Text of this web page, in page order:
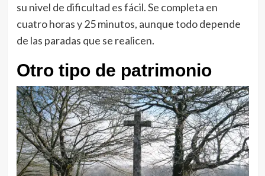
su nivel de dificultad es fácil. Se completa en
cuatro horas y 25 minutos, aunque todo depende
de las paradas que se realicen.
Otro tipo de patrimonio